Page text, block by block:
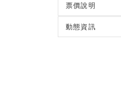
票價說明
動態資訊